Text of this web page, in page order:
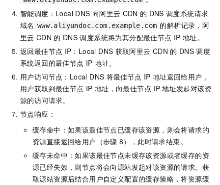
智能调度：Local DNS 向阿里云 CDN 的 DNS 调度系统请求
域名 www.aliyundoc.com.example.com 的解析记录，阿
里云 CDN 的 DNS 调度系统将为其分配最佳节点 IP 地址。
返回最佳节点 IP：Local DNS 获取阿里云 CDN 的 DNS 调度
系统返回的最佳节点 IP 地址。
用户访问节点：Local DNS 将最佳节点 IP 地址返回给用户，
用户获取到最佳节点 IP 地址，向最佳节点 IP 地址发起对该资
源的访问请求。
节点响应：
缓存命中：如果该最佳节点已缓存该资源，则会将请求的
资源直接返回给用户（步骤 8），此时请求结束。
缓存未命中：如果该最佳节点未缓存该资源或者缓存的资
源已经失效，则节点将会向源站发起对该资源的请求。获
取源站资源后结合用户自定义配置的缓存策略，将资源缓